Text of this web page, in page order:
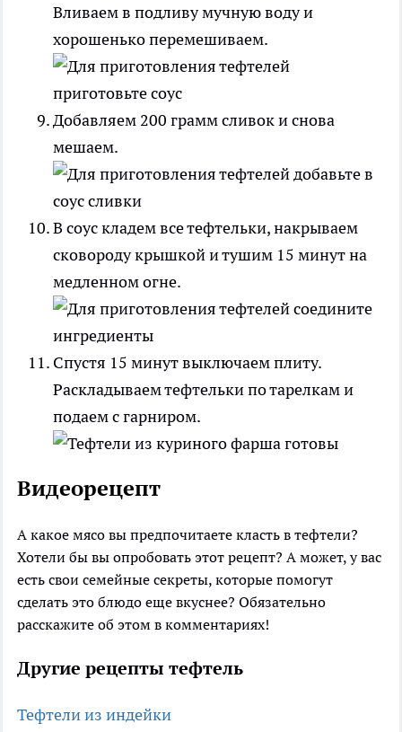
Вливаем в подливу мучную воду и
хорошенько перемешиваем.
Добавляем 200 грамм сливок и снова
мешаем.
В соус кладем все тефтельки, накрываем
сковороду крышкой и тушим 15 минут на
медленном огне.
Спустя 15 минут выключаем плиту.
Раскладываем тефтельки по тарелкам и
подаем с гарниром.
Видеорецепт
А какое мясо вы предпочитаете класть в тефтели?
Хотели бы вы опробовать этот рецепт? А может, у вас
есть свои семейные секреты, которые помогут
сделать это блюдо еще вкуснее? Обязательно
расскажите об этом в комментариях!
Другие рецепты тефтель
Тефтели из индейки